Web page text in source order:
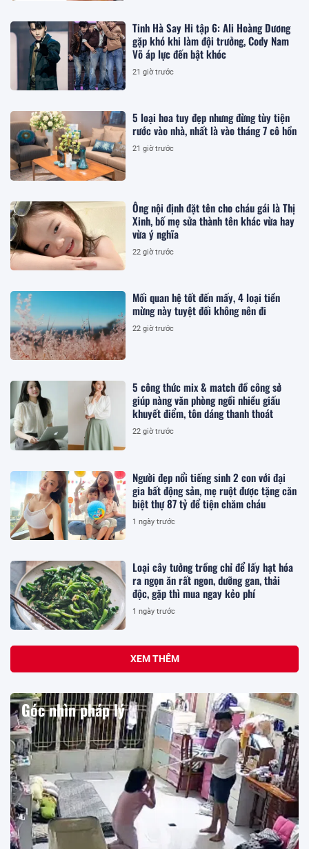
Tinh Hà Say Hi tập 6: Ali Hoàng Dương
gặp khó khi làm đội trưởng, Cody Nam
Võ áp lực đến bật khóc
21 giờ trước
5 loại hoa tuy đẹp nhưng đừng tùy tiện
rước vào nhà, nhất là vào tháng 7 cô hồn
21 giờ trước
Ông nội định đặt tên cho cháu gái là Thị
Xinh, bố mẹ sửa thành tên khác vừa hay
vừa ý nghĩa
22 giờ trước
Mối quan hệ tốt đến mấy, 4 loại tiền
mừng này tuyệt đối không nên đi
22 giờ trước
5 công thức mix & match đồ công sở
giúp nàng văn phòng ngồi nhiều giấu
khuyết điểm, tôn dáng thanh thoát
22 giờ trước
Người đẹp nổi tiếng sinh 2 con với đại
gia bất động sản, mẹ ruột được tặng căn
biệt thự 87 tỷ để tiện chăm cháu
1 ngày trước
Loại cây tưởng trồng chỉ để lấy hạt hóa
ra ngọn ăn rất ngon, dưỡng gan, thải
độc, gặp thì mua ngay kẻo phí
1 ngày trước
XEM THÊM
Góc nhìn pháp lý